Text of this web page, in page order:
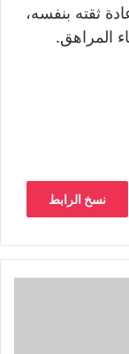
ثقته بنفسه،
المراهق.
نسخ الرابط